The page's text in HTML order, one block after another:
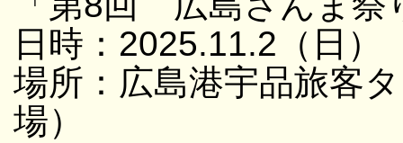
日時：2025.11.2（日
場所：広島港宇品旅客
場）